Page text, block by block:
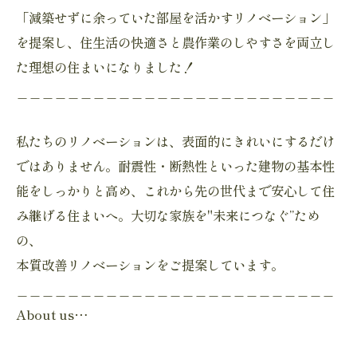
「減築せずに余っていた部屋を活かすリノベーション」
を提案し、住生活の快適さと農作業のしやすさを両立し
た理想の住まいになりました！
私たちのリノベーションは、表面的にきれいにするだけ
ではありません。耐震性・断熱性といった建物の基本性
能をしっかりと高め、これから先の世代まで安心して住
み継げる住まいへ。大切な家族を"未来につなぐ”ため
の、
本質改善リノベーションをご提案しています。
About us…